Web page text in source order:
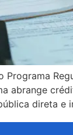
abrange
direta e